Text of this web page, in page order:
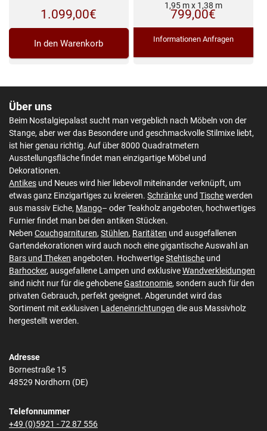
1.099,00€
In den Warenkorb
1,95 m x 1,38 m
799,00€
Informationen Anfragen
Über uns
Beim Nostalgiepalast sucht man vergeblich nach Möbeln von der
Stange, aber wer das Besondere und geschmackvolle Stilmixe liebt,
ist hier genau richtig. Auf über 8000 Quadratmetern
Ausstellungsfläche findet man einzigartige Möbel und
Dekorationen.
Antikes und Neues wird hier liebevoll miteinander verknüpft, um
etwas ganz Einzigartiges zu kreieren. Schränke und Tischewerden
aus massiv Eiche, Mango– oder Teakholz angeboten, hochwertiges
Furnier findet man bei den antiken Stücken.
Neben Couchgarnituren, Stühlen, Raritäten und ausgefallenen
Gartendekorationen wird auch noch eine gigantische Auswahl an
Bars und Theken angeboten. HochwertigeStehtische und
Barhocker, ausgefallene Lampen und exklusiveWandverkleidungen
sind nicht nur für die gehobeneGastronomie, sondern auch für den
privaten Gebrauch, perfekt geeignet. Abgerundet wird das
Sortiment mit exklusiven Ladeneinrichtungen die aus Massivholz
hergestellt werden.
Adresse
Bornestraße 15
48529 Nordhorn (DE)
Telefonnummer
+49 (0)5921 - 72 87 556